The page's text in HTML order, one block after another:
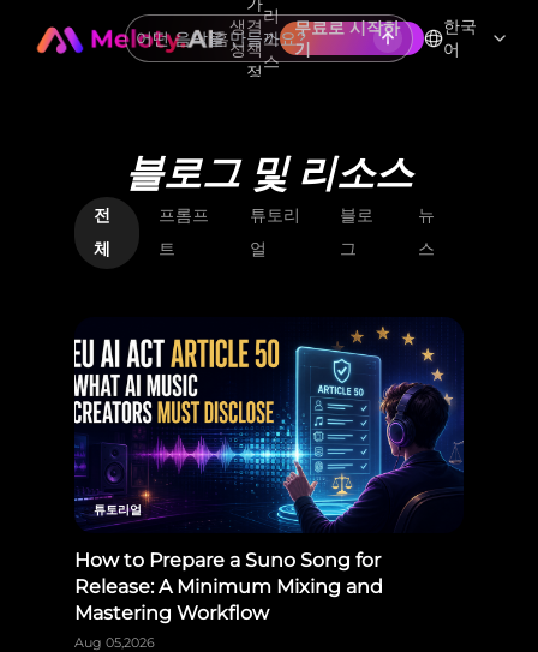
홈
생
성
격
책
정
리
소
스
무료로 시작하
기
한국
어
블로그 및 리소스
전
체
프롬프
트
튜토리
얼
블로
그
뉴
스
튜토리얼
How to Prepare a Suno Song for
Release: A Minimum Mixing and
Mastering Workflow
Aug 05,2026